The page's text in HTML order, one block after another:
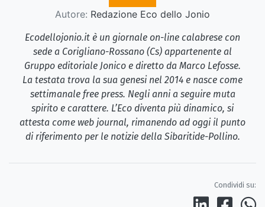
Autore: Redazione Eco dello Jonio
Ecodellojonio.it è un giornale on-line calabrese con
sede a Corigliano-Rossano (Cs) appartenente al
Gruppo editoriale Jonico e diretto da Marco Lefosse.
La testata trova la sua genesi nel 2014 e nasce come
settimanale free press. Negli anni a seguire muta
spirito e carattere. L’Eco diventa più dinamico, si
attesta come web journal, rimanendo ad oggi il punto
di riferimento per le notizie della Sibaritide-Pollino.
Condividi su: